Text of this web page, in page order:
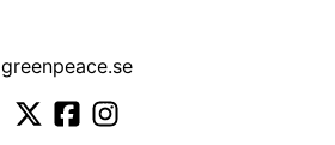
greenpeace.se